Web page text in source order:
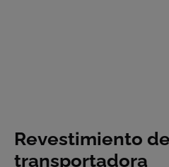
Revestimiento
transportadora